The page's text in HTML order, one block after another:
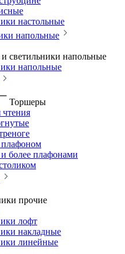
настольные
напольные
светильники напольные
напольные
Торшеры
чтения
более плафонами
прочие
лофт
накладные
линейные